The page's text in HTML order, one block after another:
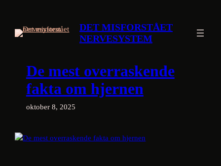
indhold
DET MISFORSTÅET
NERVESYSTEM
De mest overraskende
fakta om hjernen
oktober 8, 2025